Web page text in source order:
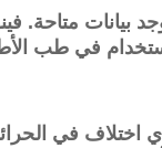
بيانات متاحة.
في طب
في